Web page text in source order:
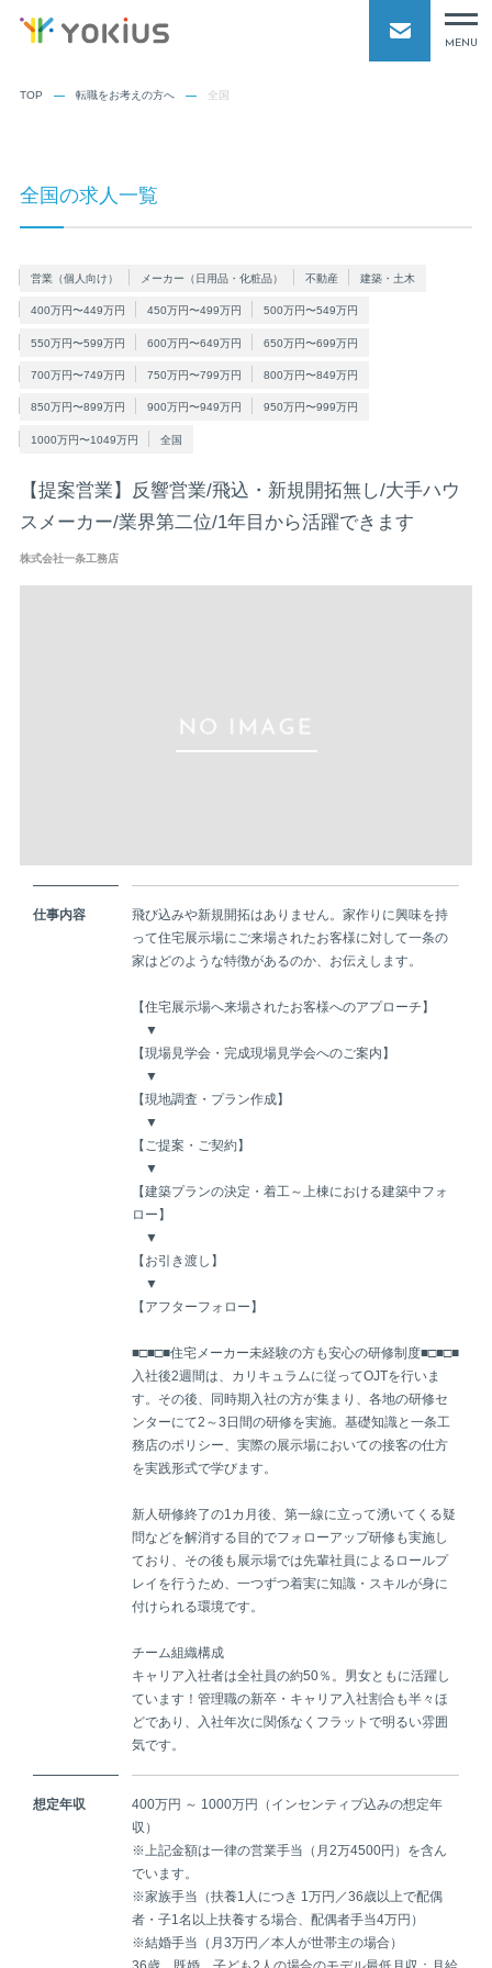
MENU
TOP 転職をお考えの方へ 全国
全国の求人一覧
営業（個人向け） メーカー（日用品・化粧品） 不動産 建築・土木
400万円〜449万円 450万円〜499万円 500万円〜549万円
550万円〜599万円 600万円〜649万円 650万円〜699万円
700万円〜749万円 750万円〜799万円 800万円〜849万円
850万円〜899万円 900万円〜949万円 950万円〜999万円
1000万円〜1049万円 全国
【提案営業】反響営業/飛込・新規開拓無し/大手ハウ
スメーカー/業界第二位/1年目から活躍できます
株式会社一条工務店
仕事内容
飛び込みや新規開拓はありません。家作りに興味を持
って住宅展示場にご来場されたお客様に対して一条の
家はどのような特徴があるのか、お伝えします。
【住宅展示場へ来場されたお客様へのアプローチ】
▼
【現場見学会・完成現場見学会へのご案内】
▼
【現地調査・プラン作成】
▼
【ご提案・ご契約】
▼
【建築プランの決定・着工～上棟における建築中フォ
ロー】
▼
【お引き渡し】
▼
【アフターフォロー】
■□■□■住宅メーカー未経験の方も安心の研修制度■□■□■
入社後2週間は、カリキュラムに従ってOJTを行いま
す。その後、同時期入社の方が集まり、各地の研修セ
ンターにて2～3日間の研修を実施。基礎知識と一条工
務店のポリシー、実際の展示場においての接客の仕方
を実践形式で学びます。
新人研修終了の1カ月後、第一線に立って湧いてくる疑
問などを解消する目的でフォローアップ研修も実施し
ており、その後も展示場では先輩社員によるロールプ
レイを行うため、一つずつ着実に知識・スキルが身に
付けられる環境です。
チーム組織構成
キャリア入社者は全社員の約50％。男女ともに活躍し
ています！管理職の新卒・キャリア入社割合も半々ほ
どであり、入社年次に関係なくフラットで明るい雰囲
気です。
想定年収
400万円 ～ 1000万円（インセンティブ込みの想定年
収）
※上記金額は一律の営業手当（月2万4500円）を含ん
でいます。
※家族手当（扶養1人につき 1万円／36歳以上で配偶
者・子1名以上扶養する場合、配偶者手当4万円）
※結婚手当（月3万円／本人が世帯主の場合）